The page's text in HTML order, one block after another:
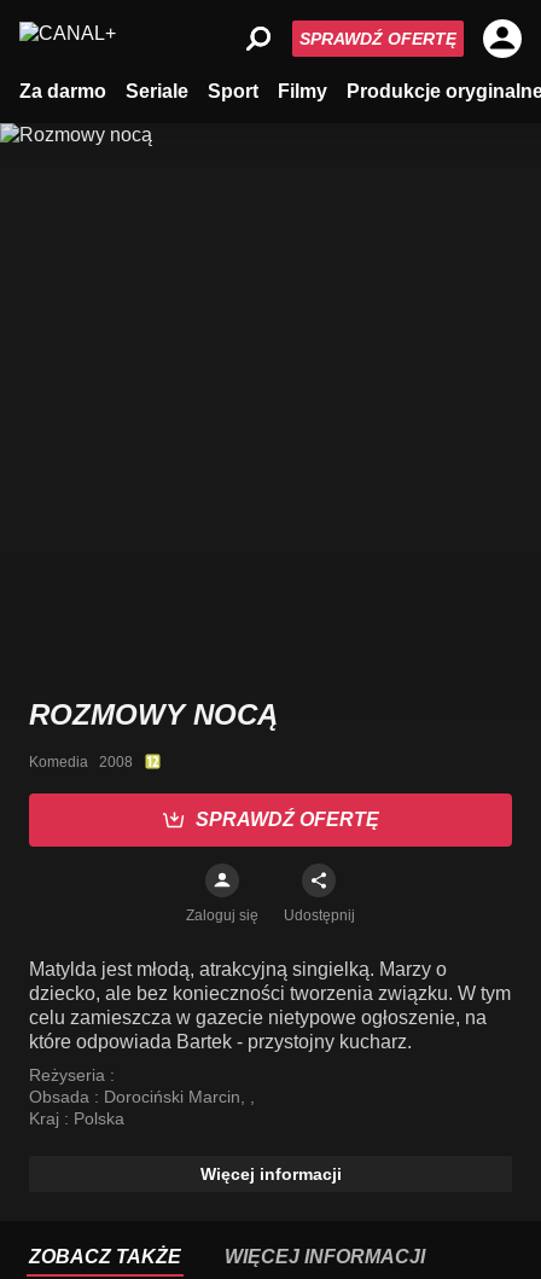
Za darmo Seriale Sport Filmy Produkcje
SPRAWDŹ OFERTĘ
ROZMOWY NOCĄ
Komedia   2008
SPRAWDŹ OFERTĘ
Zaloguj się Udostępnij
Matylda jest młodą, atrakcyjną singielką. Marzy o
dziecko, ale bez konieczności tworzenia związku. W tym
celu zamieszcza w gazecie nietypowe ogłoszenie, na
które odpowiada Bartek - przystojny kucharz.
Reżyseria :
Obsada : Dorociński Marcin, ,
Kraj : Polska
Więcej informacji
ZOBACZ TAKŻE WIĘCEJ INFORMACJI